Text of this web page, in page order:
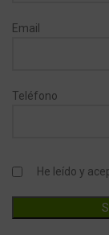
Email
Teléfono
He leído y